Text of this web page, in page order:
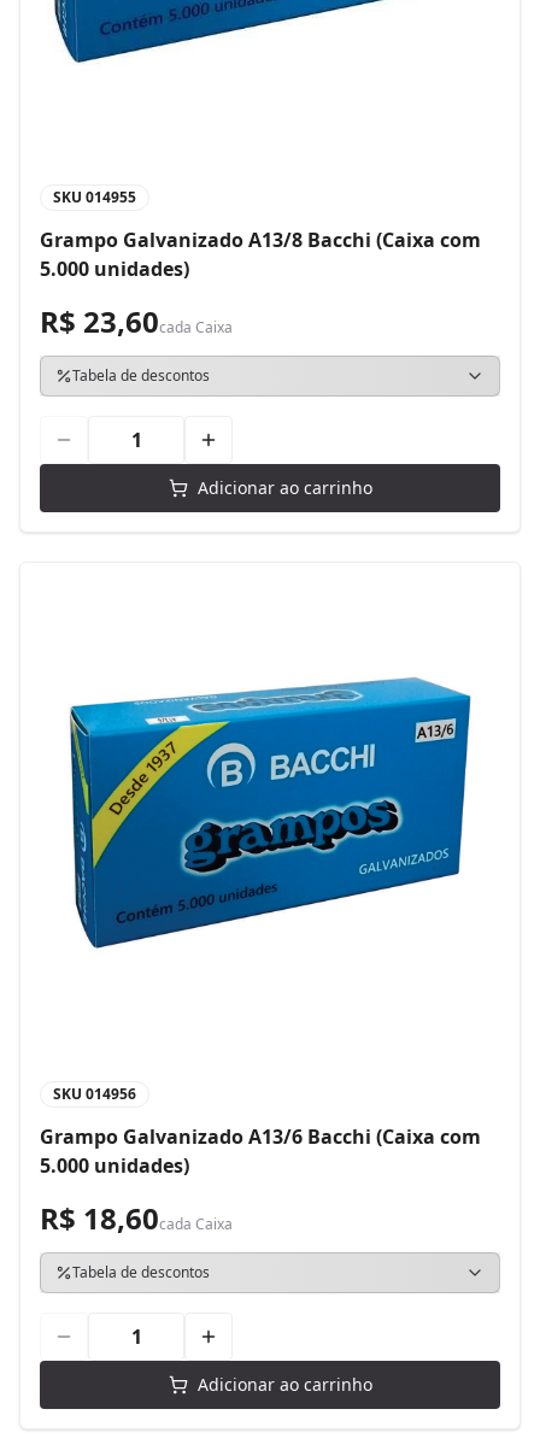
SKU 014955
Grampo Galvanizado A13/8 Bacchi (Caixa com
5.000 unidades)
R$ 23,60cada Caixa
Tabela de descontos
Adicionar ao carrinho
SKU 014956
Grampo Galvanizado A13/6 Bacchi (Caixa com
5.000 unidades)
R$ 18,60cada Caixa
Tabela de descontos
Adicionar ao carrinho